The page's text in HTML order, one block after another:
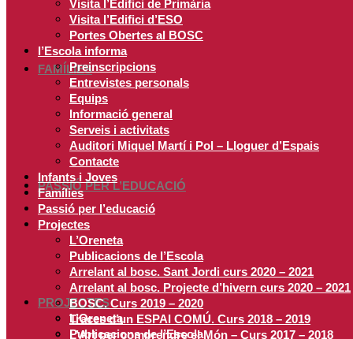
FAMÍLIES
PASSIÓ PER L’EDUCACIÓ
PROJECTES
L’Oreneta
Publicacions de l’Escola
Visita l’Edifici de Primària
Visita l’Edifici d’ESO
Portes Obertes al BOSC
l’Escola informa
Preinscripcions
Entrevistes personals
Equips
Informació general
Serveis i activitats
Auditori Miquel Martí i Pol – Lloguer d’Espais
Contacte
Infants i Joves
Famílies
Passió per l’educació
Projectes
L’Oreneta
Publicacions de l’Escola
Arrelant al bosc. Sant Jordi curs 2020 – 2021
Arrelant al bosc. Projecte d’hivern curs 2020 – 2021
BOSC. Curs 2019 – 2020
Traces d’un ESPAI COMÚ. Curs 2018 – 2019
L’Art per comprendre el Món – Curs 2017 – 2018